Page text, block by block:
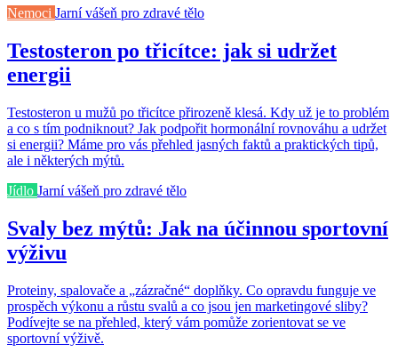
Nemoci Jarní vášeň pro zdravé tělo
Testosteron po třicítce: jak si udržet
energii
Testosteron u mužů po třicítce přirozeně klesá. Kdy už je to problém
a co s tím podniknout? Jak podpořit hormonální rovnováhu a udržet
si energii? Máme pro vás přehled jasných faktů a praktických tipů,
ale i některých mýtů.
Jídlo Jarní vášeň pro zdravé tělo
Svaly bez mýtů: Jak na účinnou sportovní
výživu
Proteiny, spalovače a „zázračné“ doplňky. Co opravdu funguje ve
prospěch výkonu a růstu svalů a co jsou jen marketingové sliby?
Podívejte se na přehled, který vám pomůže zorientovat se ve
sportovní výživě.